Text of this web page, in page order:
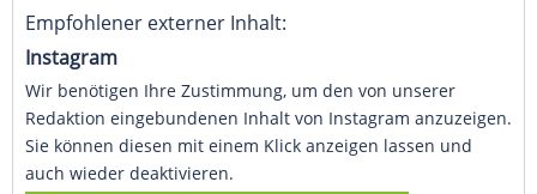
Empfohlener externer Inhalt:
Instagram
Wir benötigen Ihre Zustimmung, um den von unserer
Redaktion eingebundenen Inhalt von Instagram anzuzeigen.
Sie können diesen mit einem Klick anzeigen lassen und
auch wieder deaktivieren.